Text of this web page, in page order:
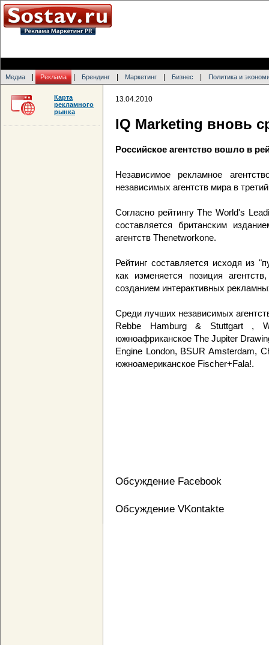
Медиа Реклама Брендинг Маркетинг Бизнес Политика и
13.04.2010
IQ Marketing вновь
Российское агентство вошло в
Независимое рекламное
независимых агентств мира в
Согласно рейтингу The World's
составляется британским
агентств Thenetworkone.
Рейтинг составляется исходя из
как изменяется позиция
созданием интерактивных
Среди лучших независимых
Rebbe Hamburg & Stuttgart ,
южноафриканское The Jupiter
Engine London, BSUR Amsterdam,
южноамериканское Fischer+Fala!.
Обсуждение Facebook
Обсуждение VKontakte
Карта
рекламного
рынка